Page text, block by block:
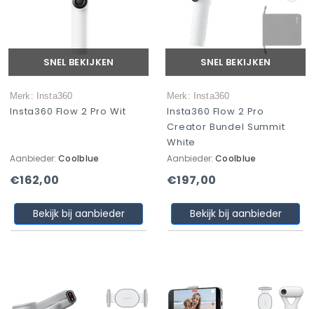
SNEL BEKIJKEN
Merk: Insta360
Insta360 Flow 2 Pro Wit
Aanbieder: Coolblue
€162,00
Bekijk bij aanbieder
SNEL BEKIJKEN
Merk: Insta360
Insta360 Flow 2 Pro
Creator Bundel Summit
White
Aanbieder: Coolblue
€197,00
Bekijk bij aanbieder